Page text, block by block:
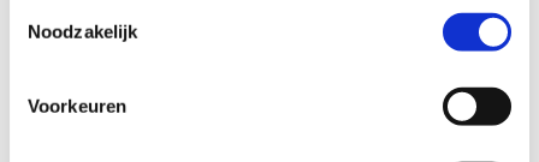
Noodzakelijk
Voorkeuren